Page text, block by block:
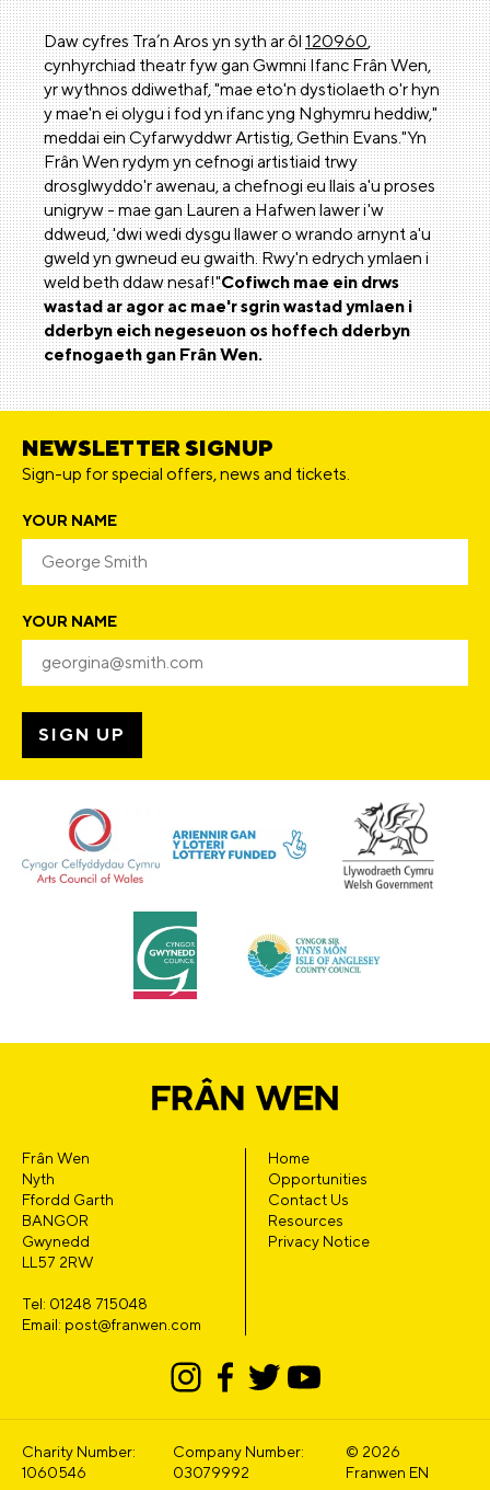
Daw cyfres Tra’n Aros yn syth ar ôl120960,
cynhyrchiad theatr fyw gan Gwmni Ifanc Frân Wen,
yr wythnos ddiwethaf, "mae eto'n dystiolaeth o'r hyn
y mae'n ei olygu i fod yn ifanc yng Nghymru heddiw,"
meddai ein Cyfarwyddwr Artistig, Gethin Evans."Yn
Frân Wen rydym yn cefnogi artistiaid trwy
drosglwyddo'r awenau, a chefnogi eu llais a'u proses
unigryw - mae gan Lauren a Hafwen lawer i'w
ddweud, 'dwi wedi dysgu llawer o wrando arnynt a'u
gweld yn gwneud eu gwaith. Rwy'n edrych ymlaen i
weld beth ddaw nesaf!"Cofiwch mae ein drws
wastad ar agor ac mae'r sgrin wastad ymlaen i
dderbyn eich negeseuon os hoffech dderbyn
cefnogaeth gan Frân Wen.
NEWSLETTER SIGNUP
Sign-up for special offers, news and tickets.
YOUR NAME
YOUR NAME
Frân Wen
Nyth
Ffordd Garth
BANGOR
Gwynedd
LL57 2RW
Tel: 01248 715048
Email: post@franwen.com
Home
Opportunities
Contact Us
Resources
Privacy Notice
Charity Number:
1060546
Company Number:
03079992
© 2026
Franwen EN